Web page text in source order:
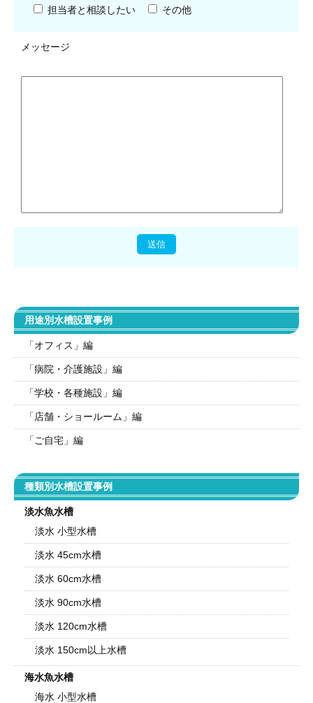
担当者と相談したい
その他
メッセージ
用途別水槽設置事例
「オフィス」編
「病院・介護施設」編
「学校・各種施設」編
「店舗・ショールーム」編
「ご自宅」編
種類別水槽設置事例
淡水魚水槽
淡水 小型水槽
淡水 45cm水槽
淡水 60cm水槽
淡水 90cm水槽
淡水 120cm水槽
淡水 150cm以上水槽
海水魚水槽
海水 小型水槽